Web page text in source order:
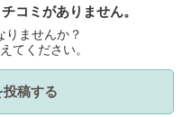
コミがありません。
りませんか？
てください。
投稿する